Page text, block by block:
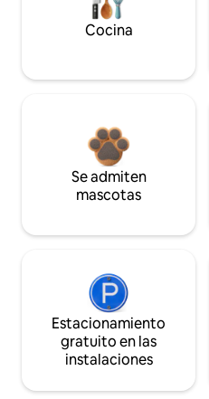
Cocina
Se admiten
mascotas
Estacionamiento
gratuito en las
instalaciones